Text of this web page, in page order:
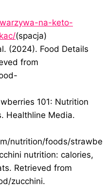
na-keto-
(spacja)
(2024). Food Details
from
101: Nutrition
Healthline Media.
nutrition/foods/
nutrition: calories,
Retrieved from
zucchini.